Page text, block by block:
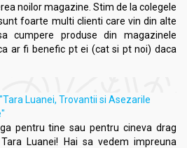
noilor magazine. Stim de la colegele
foarte multi clienti care vin din alte
cumpere produse din magazinele
ar fi benefic pt ei (cat si pt noi) daca
Luanei, Trovantii si Asezarile
pentru tine sau pentru cineva drag
Luanei! Hai sa vedem impreuna